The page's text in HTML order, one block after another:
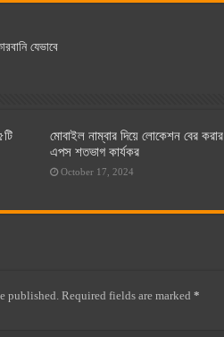
যেভাবে
মোবাইল নাম্বার দিয়ে লোকেশন বের করার
এপস শতভাগ কার্যকর
October 17, 2024
published. Required fields are marked *